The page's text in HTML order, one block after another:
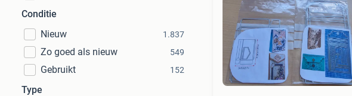
Conditie
Nieuw
1.837
Zo goed als nieuw 549
Gebruikt 152
Type